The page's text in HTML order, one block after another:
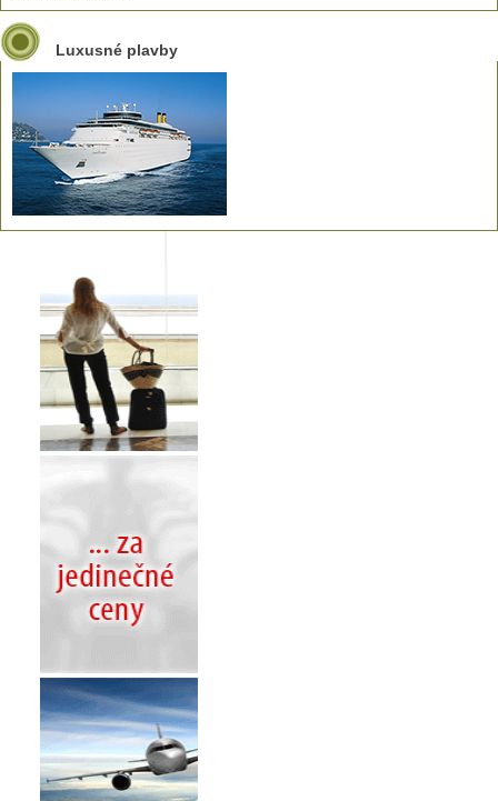
Luxusné plavby